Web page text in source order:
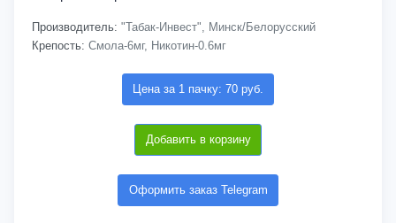
Производитель: "Табак-Инвест", Минск/Белорусский
Крепость: Смола-6мг, Никотин-0.6мг
Цена за 1 пачку: 70 руб.
Добавить в корзину
Оформить заказ Telegram